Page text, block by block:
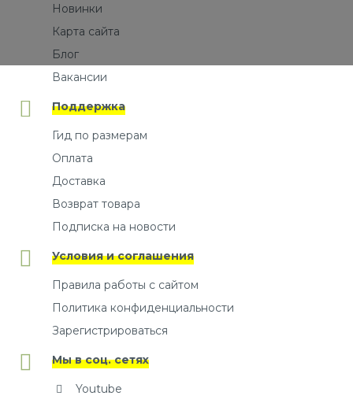
Новинки
Карта сайта
Блог
Вакансии
Поддержка
Гид по размерам
Оплата
Доставка
Возврат товара
Подписка на новости
Условия и соглашения
Правила работы с сайтом
Политика конфиденциальности
Зарегистрироваться
Мы в соц. сетях
Youtube